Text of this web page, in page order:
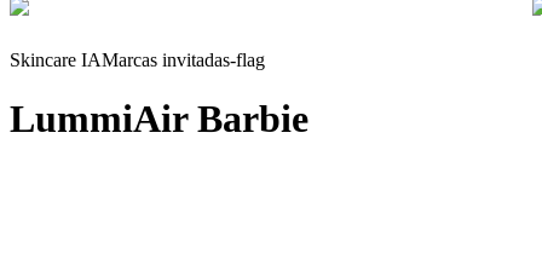
Skincare IAMarcas invitadas-flag
LummiAir Barbie